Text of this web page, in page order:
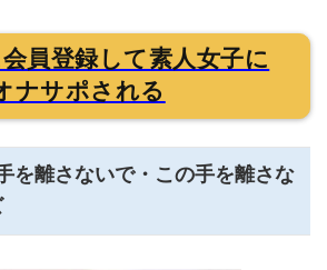
員登録して素人女子に
ナサポされる
を離さないで・この手を離さな